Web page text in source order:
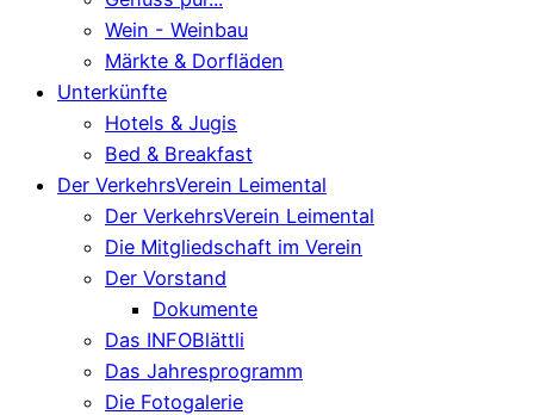
Wein - Weinbau
Märkte & Dorfläden
Unterkünfte
Hotels & Jugis
Bed & Breakfast
Der VerkehrsVerein Leimental
Der VerkehrsVerein Leimental
Die Mitgliedschaft im Verein
Der Vorstand
Dokumente
Das INFOBlättli
Das Jahresprogramm
Die Fotogalerie